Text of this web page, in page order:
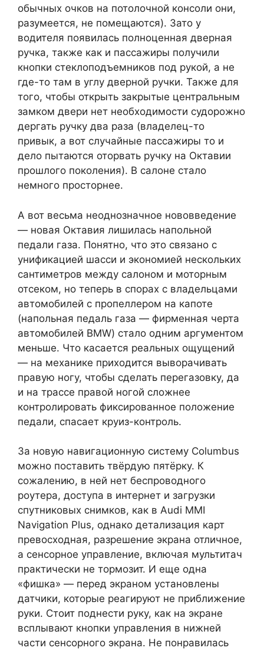
обычных очков на потолочной консоли они,
разумеется, не помещаются). Зато у
водителя появилась полноценная дверная
ручка, также как и пассажиры получили
кнопки стеклоподъемников под рукой, а не
где-то там в углу дверной ручки. Также для
того, чтобы открыть закрытые центральным
замком двери нет необходимости судорожно
дергать ручку два раза (владелец-то
привык, а вот случайные пассажиры то и
дело пытаются оторвать ручку на Октавии
прошлого поколения). В салоне стало
немного просторнее.
А вот весьма неоднозначное нововведение
— новая Октавия лишилась напольной
педали газа. Понятно, что это связано с
унификацией шасси и экономией нескольких
сантиметров между салоном и моторным
отсеком, но теперь в спорах с владельцами
автомобилей с пропеллером на капоте
(напольная педаль газа — фирменная черта
автомобилей BMW) стало одним аргументом
меньше. Что касается реальных ощущений
— на механике приходится выворачивать
правую ногу, чтобы сделать перегазовку, да
и на трассе правой ногой сложнее
контролировать фиксированное положение
педали, спасает круиз-контроль.
За новую навигационную систему Columbus
можно поставить твёрдую пятёрку. К
сожалению, в ней нет беспроводного
роутера, доступа в интернет и загрузки
спутниковых снимков, как в Audi MMI
Navigation Plus, однако детализация карт
превосходная, разрешение экрана отличное,
а сенсорное управление, включая мультитач
практически не тормозит. И еще одна
«фишка» — перед экраном установлены
датчики, которые реагируют не приближение
руки. Стоит поднести руку, как на экране
всплывают кнопки управления в нижней
части сенсорного экрана. Не понравилась